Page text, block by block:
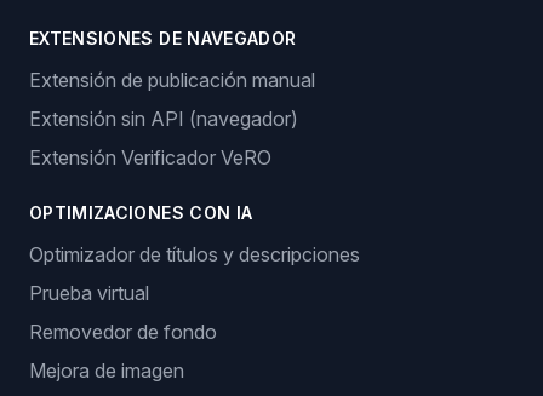
EXTENSIONES DE NAVEGADOR
Extensión de publicación manual
Extensión sin API (navegador)
Extensión Verificador VeRO
OPTIMIZACIONES CON IA
Optimizador de títulos y descripciones
Prueba virtual
Removedor de fondo
Mejora de imagen